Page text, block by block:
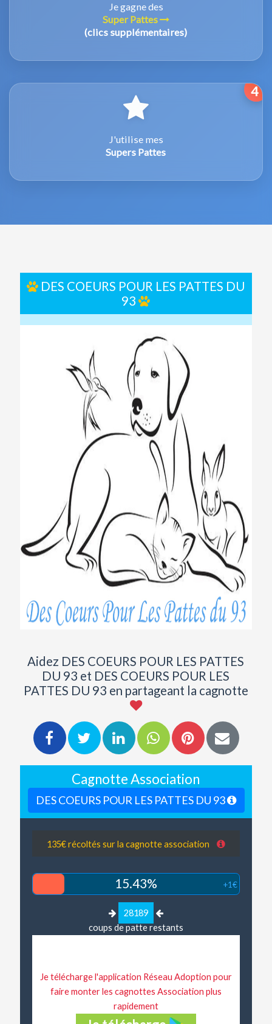
Je gagne des
Super Pattes
(clics supplémentaires)
4
J'utilise mes
Supers Pattes
DES COEURS POUR LES PATTES DU
93
Aidez DES COEURS POUR LES PATTES
DU 93 et DES COEURS POUR LES
PATTES DU 93 en partageant la cagnotte
Cagnotte Association
DES COEURS POUR LES PATTES DU 93
135€ récoltés sur la cagnotte association
15.43% +1€
28189
coups de patte restants
Je télécharge l'application Réseau Adoption pour
faire monter les cagnottes Association plus
rapidement